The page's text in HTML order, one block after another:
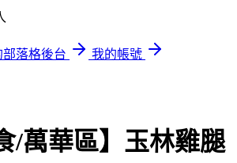
部落格後台
我的帳號
/萬華區】玉林雞腿